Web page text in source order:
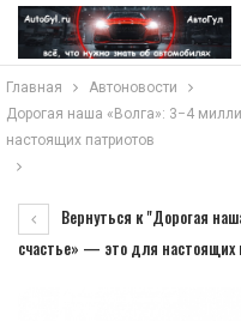
Главная
Автоновости
Дорогая наша «Волга»: 3−4
настоящих патриотов
Вернуться к "Дорогая
счастье» — это для настоящих